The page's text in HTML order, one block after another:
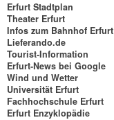
Erfurt Stadtplan
Theater Erfurt
Infos zum Bahnhof Erfurt
Lieferando.de
Tourist-Information
Erfurt-News bei Google
Wind und Wetter
Universität Erfurt
Fachhochschule Erfurt
Erfurt Enzyklopädie